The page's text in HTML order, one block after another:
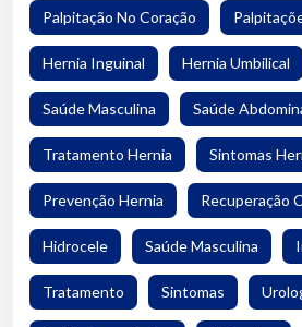
Palpitação No Coração
Hernia Inguinal Hernia Umbilical
Saúde Masculina Saúde
Tratamento Hernia Sintomas
Prevenção Hernia Recuperação
Hidrocele Saúde Masculina
Tratamento Sintomas